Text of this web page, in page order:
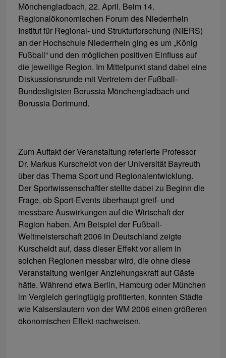
Mönchengladbach, 22. April. Beim 14.
Regionalökonomischen Forum des Niederrhein
Institut für Regional- und Strukturforschung (NIERS)
an der Hochschule Niederrhein ging es um „König
Fußball“ und den möglichen positiven Einfluss auf
die jeweilige Region. Im Mittelpunkt stand dabei eine
Diskussionsrunde mit Vertretern der Fußball-
Bundesligisten Borussia Mönchengladbach und
Borussia Dortmund.
Zum Auftakt der Veranstaltung referierte Professor
Dr. Markus Kurscheidt von der Universität Bayreuth
über das Thema Sport und Regionalentwicklung.
Der Sportwissenschaftler stellte dabei zu Beginn die
Frage, ob Sport-Events überhaupt greif- und
messbare Auswirkungen auf die Wirtschaft der
Region haben. Am Beispiel der Fußball-
Weltmeisterschaft 2006 in Deutschland zeigte
Kurscheidt auf, dass dieser Effekt vor allem in
solchen Regionen messbar wird, die ohne diese
Veranstaltung weniger Anziehungskraft auf Gäste
hätte. Während etwa Berlin, Hamburg oder München
im Vergleich geringfügig profitierten, konnten Städte
wie Kaiserslautern von der WM 2006 einen größeren
ökonomischen Effekt nachweisen.